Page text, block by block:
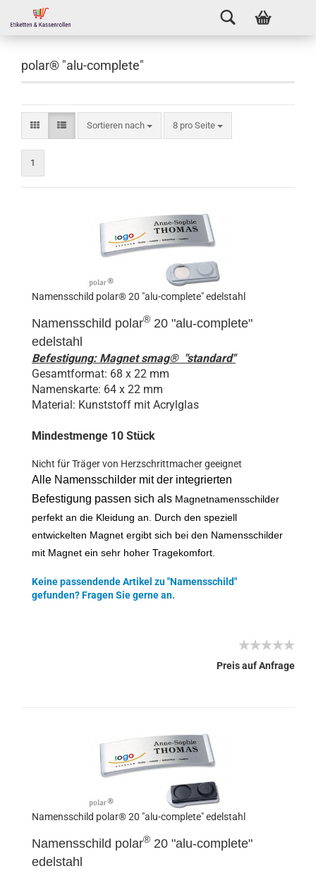
polar® "alu-complete"
Sortieren nach 8 pro Seite
1
Namensschild polar® 20 "alu-complete" edelstahl
Namensschild polar® 20 "alu-complete"
edelstahl
Befestigung: Magnet smag® "standard"
Gesamtformat: 68 x 22 mm
Namenskarte: 64 x 22 mm
Material: Kunststoff mit Acrylglas
Mindestmenge 10 Stück
Nicht für Träger von Herzschrittmacher geeignet
Alle Namensschilder mit der integrierten
Befestigung passen sich als Magnetnamensschilder
perfekt an die Kleidung an. Durch den speziell
entwickelten Magnet ergibt sich bei den Namensschilder
mit Magnet ein sehr hoher Tragekomfort.
Keine passendende Artikel zu "Namensschild"
gefunden? Fragen Sie gerne an.
Preis auf Anfrage
Namensschild polar® 20 "alu-complete" edelstahl
Namensschild polar® 20 "alu-complete"
edelstahl